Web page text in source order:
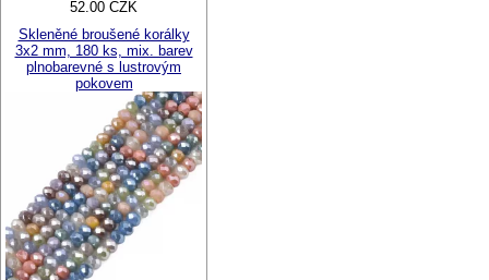
52.00 CZK
Skleněné broušené korálky
3x2 mm, 180 ks, mix. barev
plnobarevné s lustrovým
pokovem